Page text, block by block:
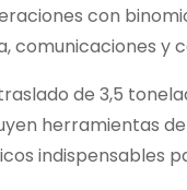
con
comunicaciones y
de 3,5
herramientas
indispensables